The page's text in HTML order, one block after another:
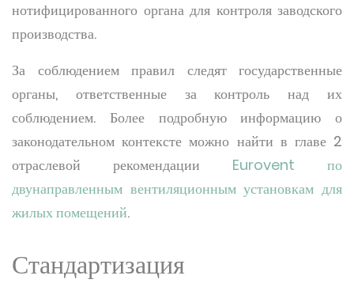
нотифицированного органа для контроля заводского
производства.
За соблюдением правил следят государственные
органы, ответственные за контроль над их
соблюдением. Более подробную информацию о
законодательном контексте можно найти в главе 2
отраслевой рекомендации Eurovent по
двунаправленным вентиляционным установкам для
жилых помещений.
Стандартизация